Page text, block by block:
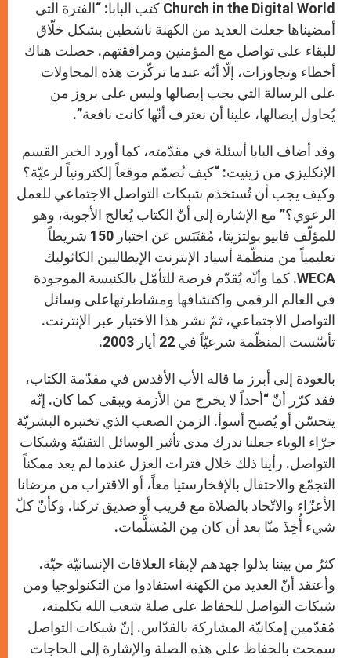
r
Church in the Digital World كتب البابا: “الفترة التي
أمضيناها جعلت العديد من الكهنة ناشطين بشكل خلّاق
للبقاء على تواصل مع المؤمنين ومرافقتهم. حصلت هناك
أخطاء وتجاوزات، إلّا أنّه عندما تركّزت هذه المحاولات
على الرسالة التي يجب إيصالها وليس على بروز من
يُحاول إيصالها، علينا أن نعترف أنّها كانت نافعة”.
وقد أضاف البابا أسئلة في مقدّمته، كما أورد الخبر القسم
الإنكليزي من زينيت: “كيف نُصمّم موقعاً إلكترونياً لرعيّة؟
وكيف يجب أن تُستخدَم شبكات التواصل الاجتماعي للعمل
الرعوي؟” مع الإشارة إلى أنّ الكتاب يُعالج الأجوبة، وهو
للمؤلّف فابيو بولتزيتا، مُقتَبَس عن اختبار 150 شريطاً
تعليمياً من منظّمة أسياد الإنترنت الإيطاليين الكاثوليك
WECA. كما وأنّه يُقدّم فرصة للتأمّل بالكنيسة الموجودة
في العالم الرقمي واكتشافها ومشاطرتهاعلى وسائل
التواصل الاجتماعي، ثمّ نشر هذا الاختبار عبر الإنترنت.
تأسّست المنظّمة شرعيّاً في 22 أيار 2003.
بالعودة إلى أبرز ما قاله الأب الأقدس في مقدّمة الكتاب،
فقد كرّر أنّ “أحداً لا يخرج من الأزمة ويبقى كما كان. إنّه
يتحسّن أو يُصبح أسوأ. الزمن الصعب الذي تختبره البشريّة
جرّاء الوباء جعلنا ندرك مدى تأثير الوسائل التقنيّة وشبكات
التواصل. رأينا ذلك خلال فترات العزل عندما لم يعد ممكناً
التجمّع والاحتفال بالإفخارستيا معاً، أو الاقتراب من مرضانا
الأعزّاء والاتّحاد بالصلاة مع قريب أو صديق تركنا. وكأنّ كلّ
شيء أُخِذَ منّا بعد أن كان مِن المُسَلَّمات.
كثرٌ من بيننا بذلوا جهدهم لإبقاء العلاقات الإنسانيّة حيّة.
وأعتقد أنّ العديد من الكهنة استفادوا من التكنولوجيا ومن
شبكات التواصل للحفاظ على صلة شعب الله بكلمته،
مُقدّمين إمكانيّة المشاركة بالقدّاس. إنّ شبكات التواصل
سمحت بالحفاظ على هذه الصلة والإشارة إلى الحاجات